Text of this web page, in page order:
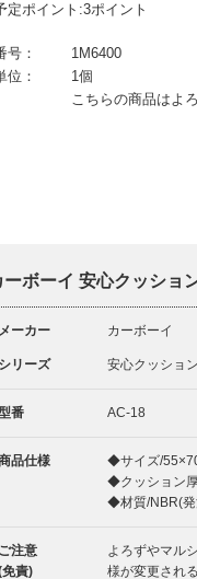
定ポイント:3ポイント
号：
1M6400
位：
1個
こちらの商品はよ
ーボーイ 安心クッショ
メーカー カーボーイ
シリーズ 安心クッション
番 AC-18
品仕様
◆サイズ/
◆クッション
◆材質/NBR(発
ご注意
免責)
よろずやマル
様が変更され